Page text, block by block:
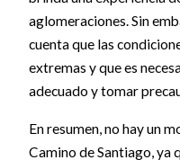
aglomeraciones. Sin
cuenta que las
extremas y que es
adecuado y tomar
En resumen, no hay un
Camino de Santiago, ya